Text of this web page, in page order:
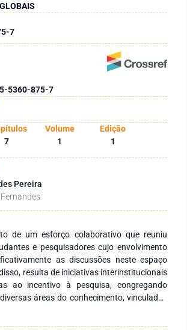
7
5360-875-7
Volume
Edição
7 1 1
Pereira
de um esforço colaborativo que reuniu
e pesquisadores cujo envolvimento
as discussões neste espaço
resulta de iniciativas interinstitucionais
ao incentivo à pesquisa, congregando
áreas do conhecimento, vinculados
Superior, públicas e privadas, em